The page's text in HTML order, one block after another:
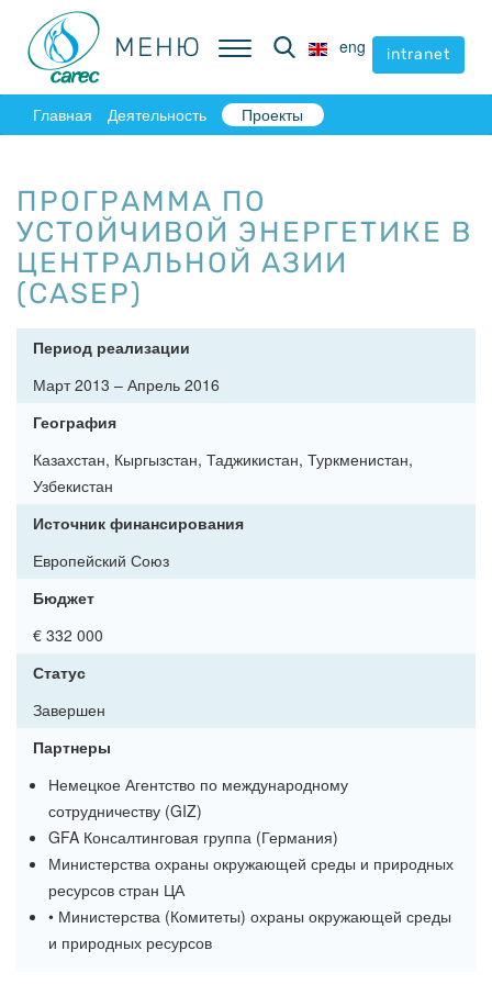
МЕНЮ eng intranet
МЕНЮ eng intranet
Главная Деятельность Проекты
ПРОГРАММА ПО
УСТОЙЧИВОЙ ЭНЕРГЕТИКЕ В
ЦЕНТРАЛЬНОЙ АЗИИ
(CASEP)
Период реализации
Март 2013 – Апрель 2016
География
Казахстан, Кыргызстан, Таджикистан, Туркменистан,
Узбекистан
Источник финансирования
Европейский Союз
Бюджет
€ 332 000
Статус
Завершен
Партнеры
Немецкое Агентство по международному
сотрудничеству (GIZ)
GFA Консалтинговая группа (Германия)
Министерства охраны окружающей среды и природных
ресурсов стран ЦА
• Министерства (Комитеты) охраны окружающей среды
и природных ресурсов